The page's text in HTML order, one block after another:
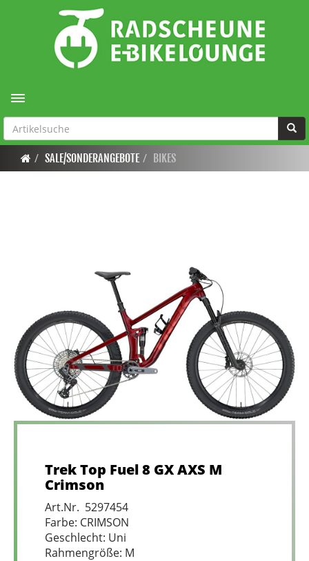
Toggle navigation
SALE/SONDERANGEBOTE BIKES
Trek Top Fuel 8 GX AXS M
Crimson
Art.Nr. 5297454
Farbe: CRIMSON
Geschlecht: Uni
Rahmengröße: M